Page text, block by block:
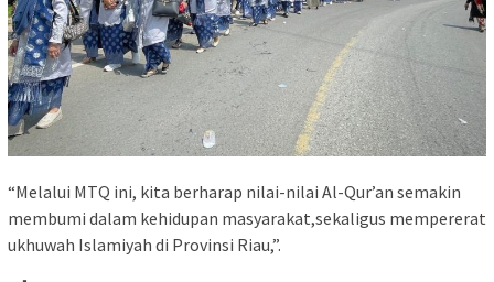
“Melalui MTQ ini, kita berharap nilai-nilai Al-Qur’an semakin
membumi dalam kehidupan masyarakat,sekaligus mempererat
ukhuwah Islamiyah di Provinsi Riau,”.